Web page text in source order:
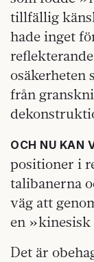
tillfällig
hade inget
osäkerheten
från
OCH NU KAN
positioner i
talibanerna
väg att
en
Det är